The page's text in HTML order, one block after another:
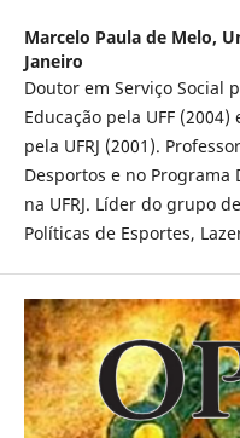
Marcelo Paula de Melo,
Janeiro
Doutor em Serviço Social
Educação pela UFF
pela UFRJ (2001).
Desportos e no Programa
na UFRJ. Líder do grupo
Políticas de Esportes,